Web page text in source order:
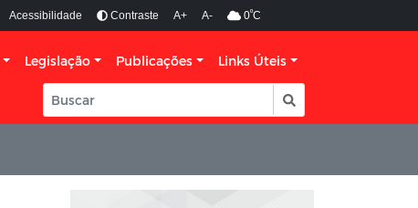
Acessibilidade Contraste A+ A- 0ºC
Legislação Publicações Links Úteis